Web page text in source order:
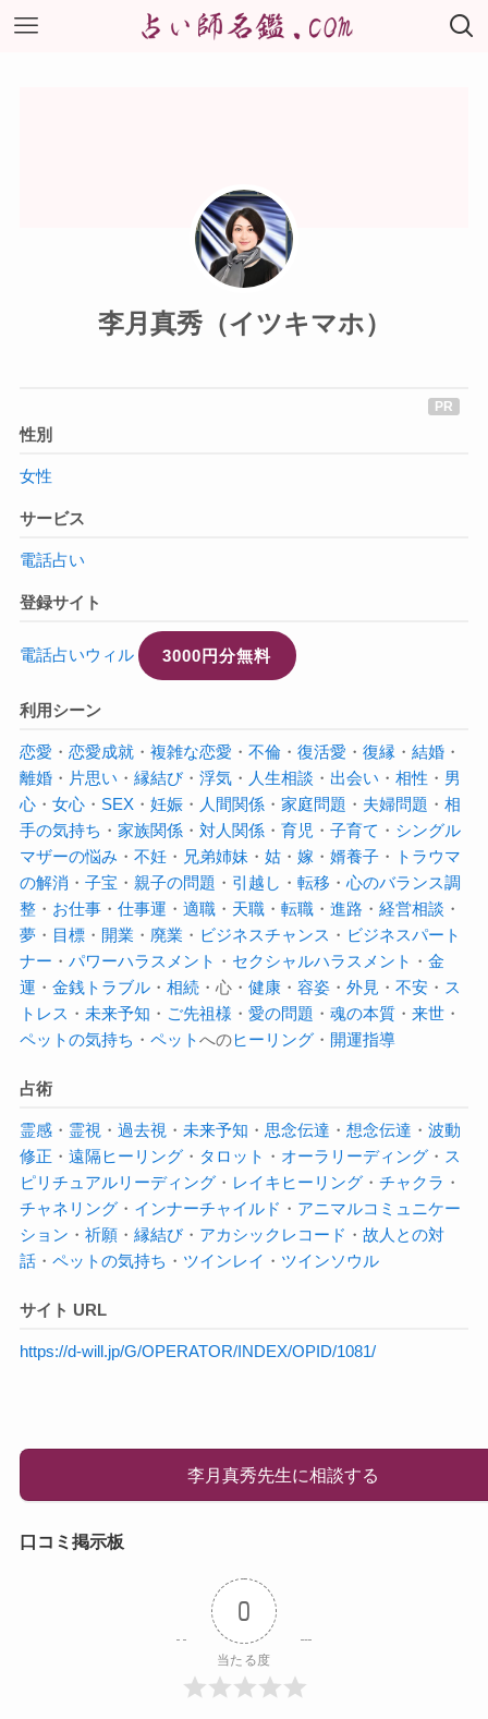
李月真秀（イツキマホ）
性別
女性
サービス
電話占い
登録サイト
電話占いウィル 3000円分無料
利用シーン
恋愛 ・ 恋愛成就・ 複雑な恋愛 ・ 不倫・ 復活愛 ・ 復縁 ・ 結婚・
離婚・ 片思い ・ 縁結び・ 浮気・ 人生相談 ・ 出会い ・ 相性 ・ 男
心・ 女心・ SEX・ 妊娠・ 人間関係・ 家庭問題 ・ 夫婦問題 ・ 相
手の気持ち ・ 家族関係・ 対人関係・ 育児 ・ 子育て ・ シングル
マザーの悩み ・ 不妊・ 兄弟姉妹 ・ 姑・ 嫁 ・ 婿養子・
トラウマ
の解消 ・ 子宝 ・ 親子の問題 ・ 引越し ・ 転移 ・ 心のバランス調
整・ お仕事・ 仕事運 ・ 適職・ 天職・ 転職・ 進路 ・ 経営相談 ・
夢・ 目標・ 開業 ・ 廃業 ・ ビジネスチャンス ・ ビジネスパート
ナー ・ パワーハラスメント ・ セクシャルハラスメント ・ 金
運 ・ 金銭トラブル・ 相続・心・ 健康・ 容姿・ 外見 ・ 不安・ ス
トレス ・ 未来予知 ・ ご先祖様 ・ 愛の問題 ・ 魂の本質・ 来世・
ペットの気持ち ・ ペットへのヒーリング・ 開運指導
占術
霊感・ 霊視 ・ 過去視 ・ 未来予知 ・ 思念伝達 ・ 想念伝達 ・ 波動
修正 ・ 遠隔ヒーリング・ タロット ・ オーラ リーディング・ ス
ピリチュアルリーディング・ レイキヒーリング・ チャクラ ・
チャネリング・ インナーチャイルド ・ アニマルコミュニケー
ション ・ 祈願・ 縁結び・ アカシックレコード ・ 故人との対
話・ ペットの気持ち ・ ツインレイ ・ ツインソウル
サイト URL
https://d-will.jp/G/OPERATOR/INDEX/OPID/1081/
李月真秀先生に相談する
口コミ掲示板
0
当たる度